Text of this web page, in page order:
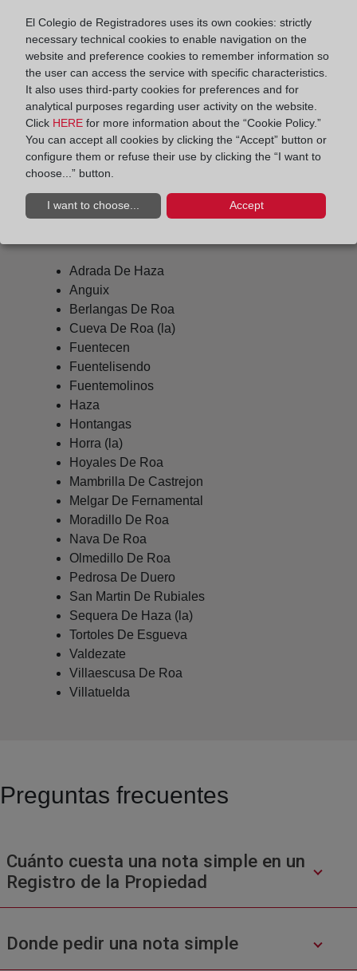
roa@registrodelapropiedad.org
Datos del Registrador:
Andrés Vicente Monera Lucas
Delegado de Protección de Datos:
dpo@corpme.es
Otros municipios incluidos en el
distrito hipotecario
Adrada De Haza
Anguix
Berlangas De Roa
Cueva De Roa (la)
Fuentecen
Fuentelisendo
Fuentemolinos
Haza
Hontangas
Horra (la)
Hoyales De Roa
Mambrilla De Castrejon
Melgar De Fernamental
Moradillo De Roa
Nava De Roa
Olmedillo De Roa
Pedrosa De Duero
San Martin De Rubiales
Sequera De Haza (la)
Tortoles De Esgueva
Valdezate
Villaescusa De Roa
Villatuelda
Preguntas frecuentes
Cuánto cuesta una nota simple en un
Registro de la Propiedad
Donde pedir una nota simple
El Colegio de Registradores uses its own cookies: strictly
necessary technical cookies to enable navigation on the
website and preference cookies to remember information so
the user can access the service with specific characteristics.
It also uses third-party cookies for preferences and for
analytical purposes regarding user activity on the website.
Click HERE for more information about the “Cookie Policy.”
You can accept all cookies by clicking the “Accept” button or
configure them or refuse their use by clicking the “I want to
choose...” button.
I want to choose... Accept